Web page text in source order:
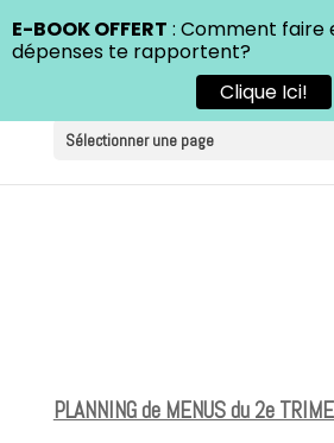
Sélectionner une page
PLANNING de MENUS du 2e
E-BOOK OFFERT : Comment faire
dépenses te rapportent?
Clique Ici!